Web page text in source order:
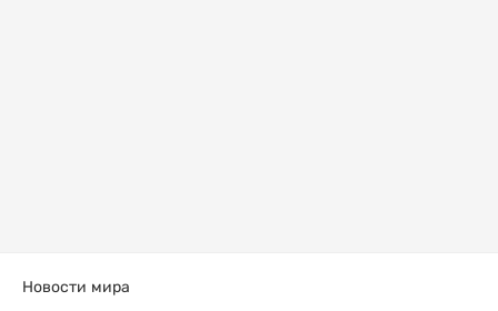
Новости мира